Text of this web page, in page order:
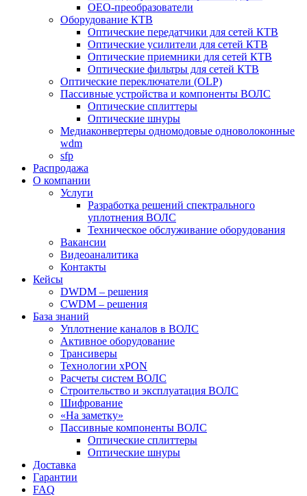
OEO-преобразователи
Оборудование КТВ
Оптические передатчики для сетей КТВ
Оптические усилители для сетей КТВ
Оптические приемники для сетей КТВ
Оптические фильтры для сетей КТВ
Оптические переключатели (OLP)
Пассивные устройства и компоненты ВОЛС
Оптические сплиттеры
Оптические шнуры
Медиаконвертеры одномодовые одноволоконные
wdm
sfp
Распродажа
О компании
Услуги
Разработка решений спектрального
уплотнения ВОЛС
Техническое обслуживание оборудования
Вакансии
Видеоаналитика
Контакты
Кейсы
DWDM – решения
CWDM – решения
База знаний
Уплотнение каналов в ВОЛС
Активное оборудование
Трансиверы
Технологии xPON
Расчеты систем ВОЛС
Строительство и эксплуатация ВОЛС
Шифрование
«На заметку»
Пассивные компоненты ВОЛС
Оптические сплиттеры
Оптические шнуры
Доставка
Гарантии
FAQ